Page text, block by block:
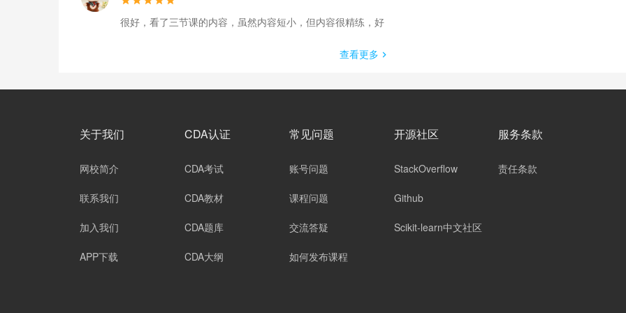
很好，看了三节课的内容，虽然内容短小，但内容很精练，好
查看更多
关于我们
网校简介
联系我们
加入我们
APP下载
CDA认证
CDA考试
CDA教材
CDA题库
CDA大纲
常见问题
账号问题
课程问题
交流答疑
如何发布课程
开源社区
StackOverflow
Github
Scikit-learn中文社区
服务条款
责任条款